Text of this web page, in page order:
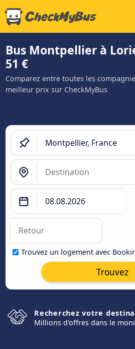
Bus Montpellier à
51 €
Comparez entre toutes les
meilleur prix sur CheckMyBus
Trouvez un logement avec
Trouvez
Recherchez votre
Millions d'offres dans le